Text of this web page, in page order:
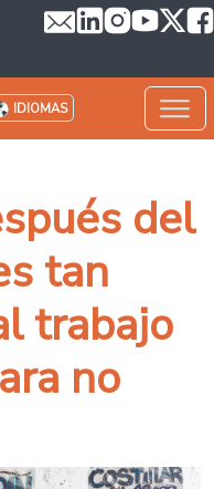
IDIOMAS
del
tan
trabajo
no